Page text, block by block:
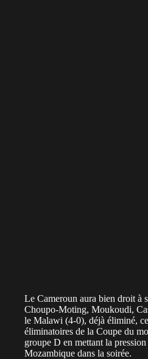
Le Cameroun aura bien droit à
Choupo-Moting, Moukoudi,
le Malawi (4-0), déjà éliminé,
éliminatoires de la Coupe du
groupe D en mettant la
Mozambique dans la soirée.